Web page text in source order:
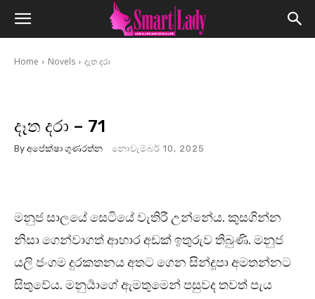
Home Novels දෑත දරා
දෑත දරා – 71
By අපේක්ෂා ගුණරත්න නොවැම්බර් 10, 2025
මනුජ සාලයේ සෙටියේ වැතිරී උන්නේය. කුසගින්න
නිසා ගෙන්වාගත් ආහාර අඩක් ඉතුරුව තිබුණි. මනුජ
යලි ජංගම දුරකතනය අතට ගෙන සින්දූපා අමතන්නට
සිතුවේය. මනුර්‍යාගේ ඇමතුමෙන් පසුවද තවත් පැය